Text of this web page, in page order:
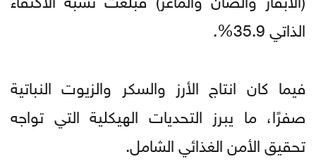
الذاتي 35.9%.
فيما كان انتاج الأرز والسكر والزيوت النباتية
صفرًا، ما يبرز التحديات الهيكلية التي تواجه
تحقيق الأمن الغذائي الشامل.